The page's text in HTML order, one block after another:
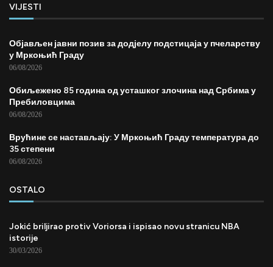
VIJESTI
Објављен јавни позив за додјелу подстицаја у пчеларству
у Мркоњић Граду
06/08/2026
Обиљежено 85 година од усташког злочина над Србима у
Пребиловцима
06/08/2026
Врућине се настављају: У Мркоњић Граду температура до
35 степени
06/08/2026
OSTALO
Jokić briljirao protiv Voriorsa i ispisao novu stranicu NBA
istorije
30/03/2026